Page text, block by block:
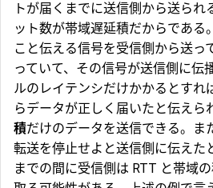
トが届くまでに送信側から送られ
ット数が帯域遅延積だからである
こと伝える信号を受信側から送っ
っていて、その信号が送信側に伝
ルのレイテンシだけかかるとすれ
らデータが正しく届いたと伝えら
積だけのデータを送信できる。ま
転送を停止せよと送信側に伝えた
までの間に受信側は RTT と帯域